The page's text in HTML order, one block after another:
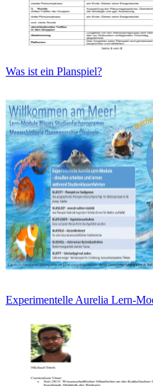
Was ist ein Planspiel?
Experimentelle Aurelia Lern-